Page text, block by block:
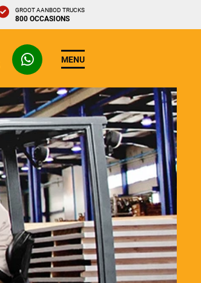
GROOT AANBOD TRUCKS
800 OCCASIONS
MENU